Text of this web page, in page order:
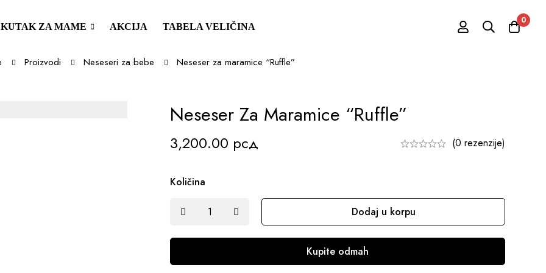
KUTAK ZA MAME AKCIJA TABELA VELIČINA
0
Proizvodi Neseseri za bebe Neseser za maramice “Ruffle”
Neseser Za Maramice “Ruffle”
3,200.00 рсд (0 rezenzije)
Količina
Dodaj u korpu
Kupite odmah